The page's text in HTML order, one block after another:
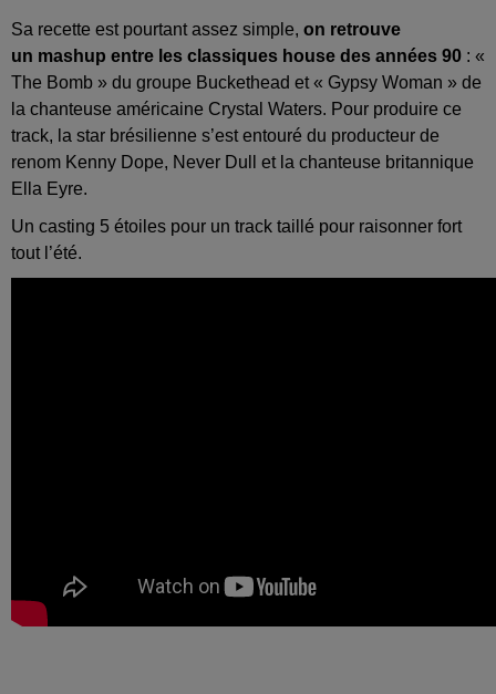
Sa recette est pourtant assez simple, on retrouve
un mashup entre les classiques house des années 90 : «
The Bomb » du groupe Buckethead et « Gypsy Woman » de
la chanteuse américaine Crystal Waters. Pour produire ce
track, la star brésilienne s’est entouré du producteur de
renom Kenny Dope, Never Dull et la chanteuse britannique
Ella Eyre.
Un casting 5 étoiles pour un track taillé pour raisonner fort
tout l’été.